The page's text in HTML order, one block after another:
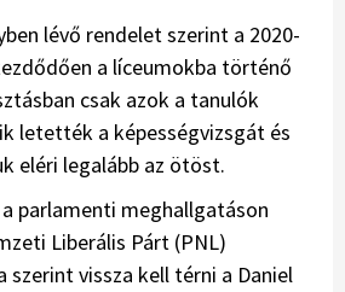
lévő rendelet szerint a 2020-
a líceumokba történő
csak azok a tanulók
letették a képességvizsgát és
eléri legalább az ötöst.
parlamenti meghallgatáson
Liberális Párt (PNL)
szerint vissza kell térni a Daniel